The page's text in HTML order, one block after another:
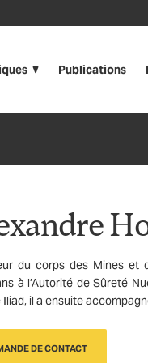
Publications
du corps des Mines et
à l’Autorité de Sûreté
il a ensuite
DE CONTACT